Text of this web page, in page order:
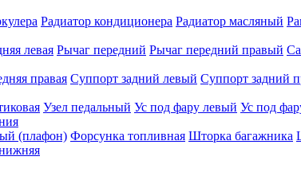
Радиатор кондиционера Радиатор масляный
левая Рычаг передний Рычаг передний правый
правая Суппорт задний левый Суппорт задний
Узел педальный Ус под фару левый Ус под
(плафон) Форсунка топливная Шторка багажника